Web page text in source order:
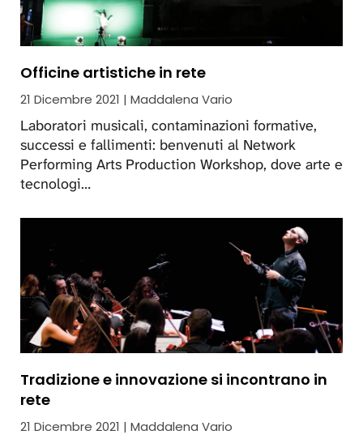
Officine artistiche in rete
21 Dicembre 2021 | Maddalena Vario
Laboratori musicali, contaminazioni formative,
successi e fallimenti: benvenuti al Network
Performing Arts Production Workshop, dove arte e
tecnologi…
Tradizione e innovazione si incontrano in
rete
21 Dicembre 2021 | Maddalena Vario